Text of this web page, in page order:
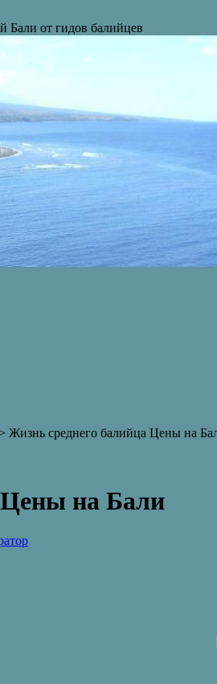
Бали от гидов балийцев
> Жизнь среднего балийца Цены на
Цены на Бали